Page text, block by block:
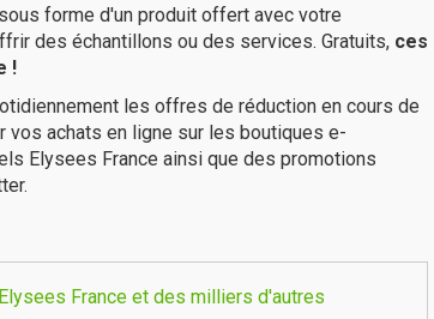
forme d'un produit offert avec votre
des échantillons ou des services. Gratuits, ces
!
les offres de réduction en cours de
achats en ligne sur les boutiques e-
Elysees France ainsi que des promotions
France et des milliers d'autres